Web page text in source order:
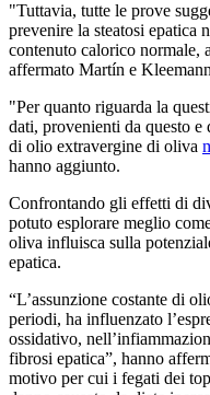
"Tuttavia, tutte le prove
prevenire la steatosi epatica
contenuto calorico normale,
affermato Martín e
"Per quanto riguarda la
dati, provenienti da questo
di olio extravergine di oliva
hanno aggiunto.
Confrontando gli effetti di
potuto esplorare meglio
oliva influisca sulla
epatica.
“L’assunzione costante di
periodi, ha influenzato
ossidativo,
fibrosi epatica”, hanno
motivo per cui i fegati dei